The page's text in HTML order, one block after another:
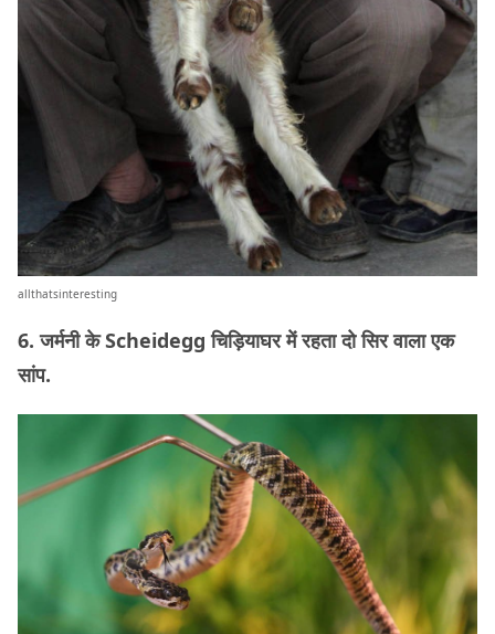
allthatsinteresting
6. जर्मनी के Scheidegg चिड़ियाघर में रहता दो सिर वाला एक
सांप.